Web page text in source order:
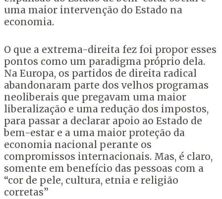
uma maior intervenção do Estado na
economia.
O que a extrema-direita fez foi propor esses
pontos como um paradigma próprio dela.
Na Europa, os partidos de direita radical
abandonaram parte dos velhos programas
neoliberais que pregavam uma maior
liberalização e uma redução dos impostos,
para passar a declarar apoio ao Estado de
bem-estar e a uma maior proteção da
economia nacional perante os
compromissos internacionais. Mas, é claro,
somente em benefício das pessoas com a
“cor de pele, cultura, etnia e religião
corretas”